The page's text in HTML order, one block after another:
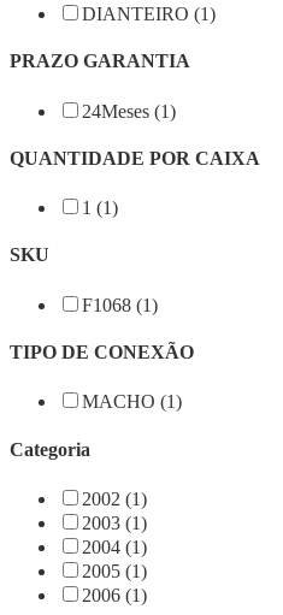
DIANTEIRO (1)
PRAZO GARANTIA
24Meses (1)
QUANTIDADE POR CAIXA
1 (1)
SKU
F1068 (1)
TIPO DE CONEXÃO
MACHO (1)
Categoria
2002 (1)
2003 (1)
2004 (1)
2005 (1)
2006 (1)